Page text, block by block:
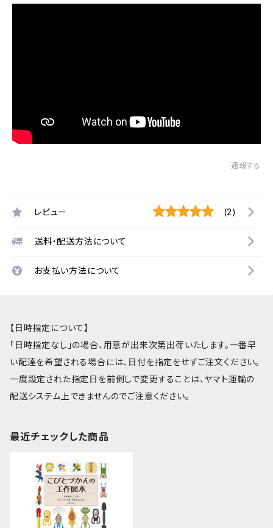
通報する
レビュー (2)
送料・配送方法について
お支払い方法について
【日時指定について】
「日時指定なし」の場合、用意が出来次第出荷いたします。一番早
い配達を希望される場合には、日付を指定をせずご注文ください。
一度設定された指定日を前倒しで変更することは、ヤマト運輸の
配送システム上できませんのでご注意ください。
最近チェックした商品